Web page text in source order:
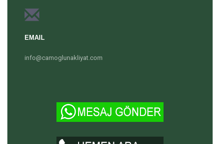
EMAIL
info@camoglunakliyat.com